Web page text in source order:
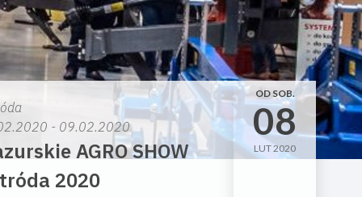
- 09.02.2020
AGRO SHOW
2020
OD SOB.
08
LUT 2020